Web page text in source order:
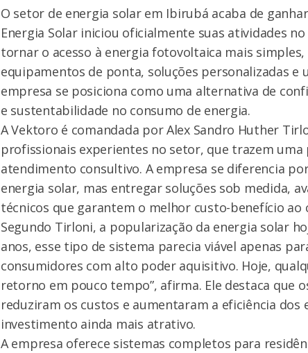
O setor de energia solar em Ibirubá acaba de
Energia Solar iniciou oficialmente suas atividades
tornar o acesso à energia fotovoltaica mais simples,
equipamentos de ponta, soluções personalizadas
empresa se posiciona como uma alternativa de
e sustentabilidade no consumo de energia.
A Vektoro é comandada por Alex Sandro Huther
profissionais experientes no setor, que trazem
atendimento consultivo. A empresa se diferencia
energia solar, mas entregar soluções sob medida,
técnicos que garantem o melhor custo-benefício ao
Segundo Tirloni, a popularização da energia solar
anos, esse tipo de sistema parecia viável apenas
consumidores com alto poder aquisitivo. Hoje,
retorno em pouco tempo”, afirma. Ele destaca que
reduziram os custos e aumentaram a eficiência
investimento ainda mais atrativo.
A empresa oferece sistemas completos para